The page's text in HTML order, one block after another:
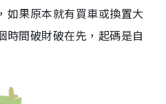
如果原本就有買車或換置大
時間破財破在先，起碼是自